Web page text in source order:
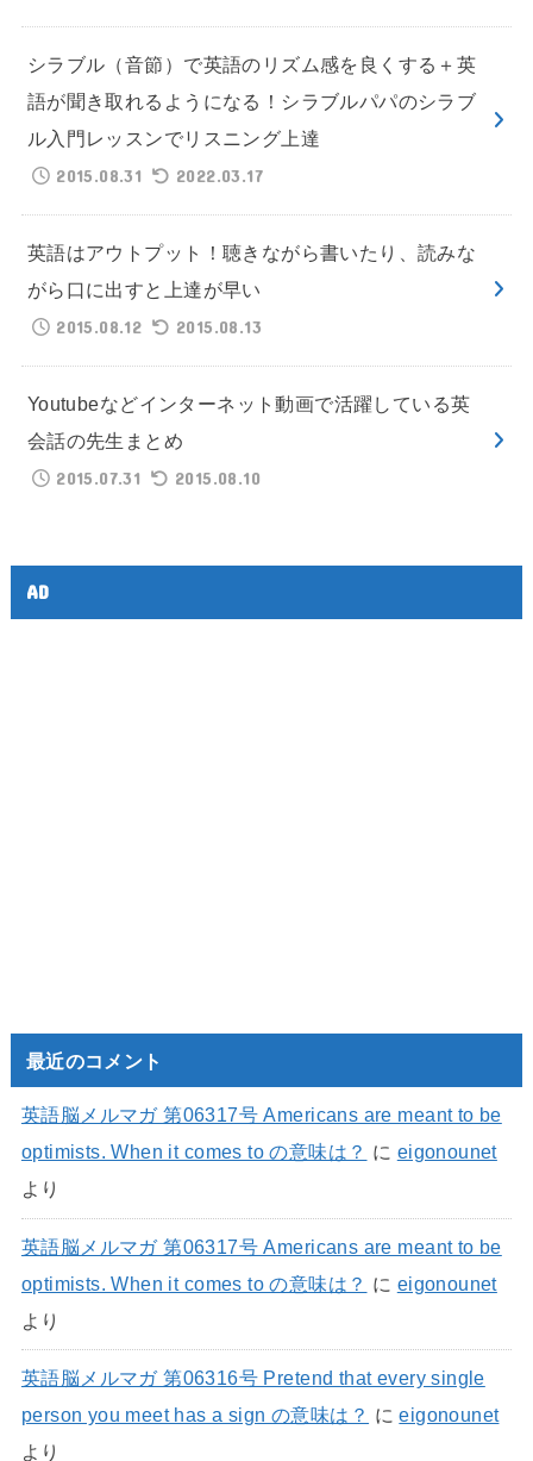
シラブル（音節）で英語のリズム感を良くする＋英
語が聞き取れるようになる！シラブルパパのシラブ
ル入門レッスンでリスニング上達
2015.08.31
2022.03.17
英語はアウトプット！聴きながら書いたり、読みな
がら口に出すと上達が早い
2015.08.12
2015.08.13
Youtubeなどインターネット動画で活躍している英
会話の先生まとめ
2015.07.31
2015.08.10
AD
最近のコメント
英語脳メルマガ 第06317号 Americans are meant to be
optimists. When it comes to の意味は？ に eigonounet
より
英語脳メルマガ 第06317号 Americans are meant to be
optimists. When it comes to の意味は？ に eigonounet
より
英語脳メルマガ 第06316号 Pretend that every single
person you meet has a sign の意味は？ にeigonounet
より